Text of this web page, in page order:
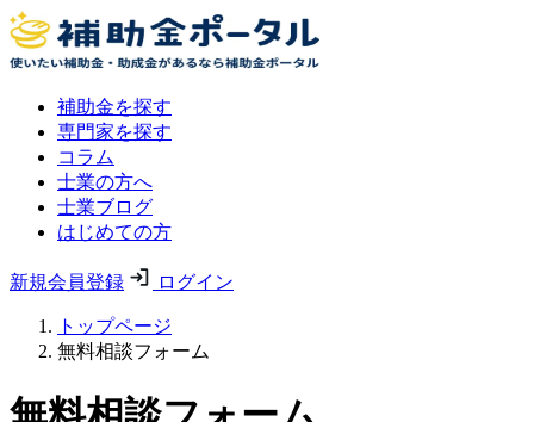
補助金を探す
専門家を探す
コラム
士業の方へ
士業ブログ
はじめての方
新規会員登録 ログイン
トップページ
無料相談フォーム